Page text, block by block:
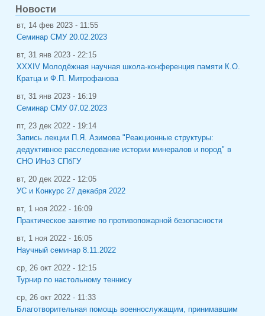
Новости
вт, 14 фев 2023 - 11:55
Семинар СМУ 20.02.2023
вт, 31 янв 2023 - 22:15
XXXIV Молодёжная научная школа-конференция памяти К.О.
Кратца и Ф.П. Митрофанова
вт, 31 янв 2023 - 16:19
Семинар СМУ 07.02.2023
пт, 23 дек 2022 - 19:14
Запись лекции П.Я. Азимова "Реакционные структуры:
дедуктивное расследование истории минералов и пород" в
СНО ИНоЗ СПбГУ
вт, 20 дек 2022 - 12:05
УС и Конкурс 27 декабря 2022
вт, 1 ноя 2022 - 16:09
Практическое занятие по противопожарной безопасности
вт, 1 ноя 2022 - 16:05
Научный семинар 8.11.2022
ср, 26 окт 2022 - 12:15
Турнир по настольному теннису
ср, 26 окт 2022 - 11:33
Благотворительная помощь военнослужащим, принимавшим